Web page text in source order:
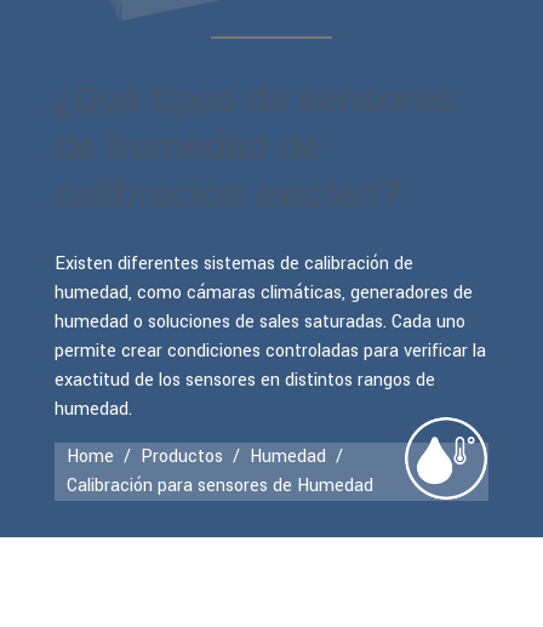
Existen diferentes sistemas de calibración de
humedad, como cámaras climáticas, generadores de
humedad o soluciones de sales saturadas. Cada uno
permite crear condiciones controladas para verificar la
exactitud de los sensores en distintos rangos de
humedad.
Home / Productos / Humedad /
Calibración para sensores de Humedad